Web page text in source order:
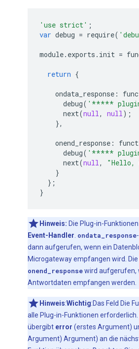
'use strict' ;
var debug = require(
module. exports . init =
return {
ondata_response :
debug( '***** plugin
next(null, null);
},
onend_response :
debug( '***** plugin
next(null, "Hello,
}
};
}
Hinweis: Die Plug-in-
Event-Handler ondata_response
dann aufgerufen, wenn ein
Microgateway empfangen wird. Die
onend_responsewird aufgerufen,
Antwortdaten empfangen werden.
Hinweis:Wichtig:Das Feld Die
alle Plug-in-Funktionen erforderlich.
übergibt error (erstes Argument)
Argument) Argument) an die